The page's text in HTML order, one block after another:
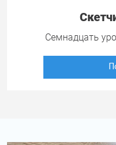
Семнадцать